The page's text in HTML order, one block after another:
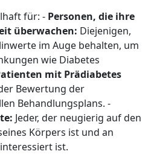
für: - Personen, die ihre
überwachen: Diejenigen,
im Auge behalten, um
wie Diabetes
mit Prädiabetes
Bewertung der
Behandlungsplans. -
Jeder, der neugierig auf den
Körpers ist und an
ist.